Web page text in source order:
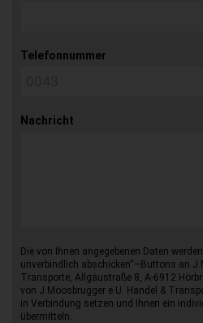
Telefonnummer
Nachricht
Die von Ihnen angegebenen Daten
unverbindlich abschicken“–Buttons an
Transporte, Allgäustraße 8, A-6912
von J.Moosbrugger e.U. Handel &
in Verbindung setzen und Ihnen ein
übermitteln.